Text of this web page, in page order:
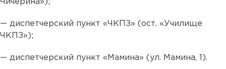
Чичерина»);
— диспетчерский пункт «ЧКПЗ» (ост. «Училище
ЧКПЗ»);
— диспетчерский пункт «Мамина» (ул. Мамина, 1).